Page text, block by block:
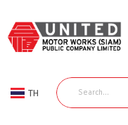
TH
EN